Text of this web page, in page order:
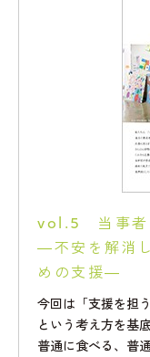
vol.5 当事者
―不安を解消
めの支援―
今回は「支援を担
という考え方を基
普通に食べる、普